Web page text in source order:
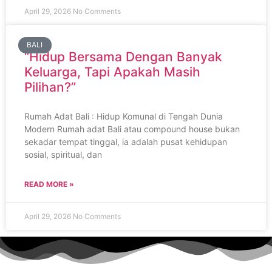
April 29, 2026 No Comments
BALI
“Hidup Bersama Dengan Banyak
Keluarga, Tapi Apakah Masih
Pilihan?”
Rumah Adat Bali : Hidup Komunal di Tengah Dunia
Modern Rumah adat Bali atau compound house bukan
sekadar tempat tinggal, ia adalah pusat kehidupan
sosial, spiritual, dan
READ MORE »
April 29, 2026 No Comments